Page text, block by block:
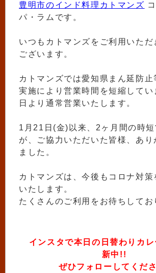
豊明市のインド料理カトマンズ
パ・ラムです。
いつもカトマンズをご利用いただ
ございます。
カトマンズでは愛知県まん延防止
実施により営業時間を短縮してい
日より通常営業いたします。
1月21日(金)以来、2ヶ月間の時短
が、ご協力いただいた皆様、あり
ました。
カトマンズは、今後もコロナ対策
いたします。
たくさんのご利用をお待ちしてお
インスタで本日の日替わりカ
新中!!
ぜひフォローしてくだ